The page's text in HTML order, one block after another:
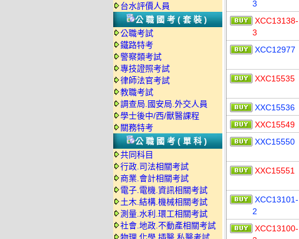
台水評價人員
公職國考(套裝)
公職考試
鐵路特考
警察類考試
專技證照考試
律師法官考試
教職考試
調查局.國安局.外交人員
學士後中/西/獸醫課程
關務特考
公職國考(單科)
共同科目
行政.司法相關考試
商業.會計相關考試
電子.電機.資訊相關考試
土木.結構.機械相關考試
測量.水利.環工相關考試
社會.地政.不動產相關考試
3
XCC13138-
3
XCC12977
XXC15535
XXC15536
XXC15549
XXC15550
XXC15551
XCC13101-
2
XCC13100-